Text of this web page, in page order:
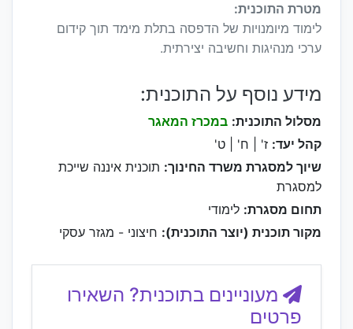
מטרת התוכנית:
לימוד מיומנויות של הדפסה בתלת מימד תוך קידום
ערכי מנהיגות וחשיבה יצירתית.
מידע נוסף על התוכנית:
מסלול התוכנית: במכרז המאגר
קהל יעד: ז' | ח' | ט'
שיוך למסגרת משרד החינוך: תוכנית איננה שייכת
למסגרת
תחום מסגרת: לימודי
מקור תוכנית (יוצר התוכנית): חיצוני - מגזר עסקי
מעוניינים בתוכנית? השאירו
פרטים